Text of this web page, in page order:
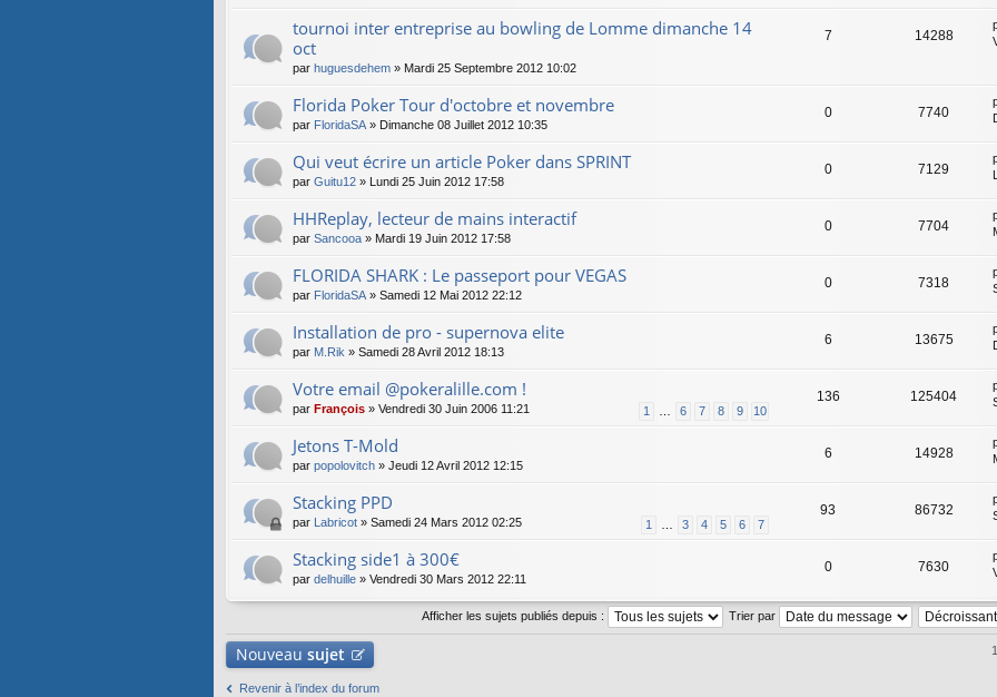
tournoi inter entreprise au bowling de Lomme dimanche 14
oct
par huguesdehem » Mardi 25 Septembre 2012 10:02
7 14288
Florida Poker Tour d'octobre et novembre
par FloridaSA» Dimanche 08 Juillet 2012 10:35
0 7740
Qui veut écrire un article Poker dans SPRINT
par Guitu12 » Lundi 25 Juin 2012 17:58
0 7129
HHReplay, lecteur de mains interactif
par Sancooa » Mardi 19 Juin 2012 17:58
0 7704
FLORIDA SHARK : Le passeport pour VEGAS
par FloridaSA» Samedi 12 Mai 2012 22:12
0 7318
Installation de pro - supernova elite
par M.Rik » Samedi 28 Avril 2012 18:13
6 13675
Votre email @pokeralille.com !
1 … 6 7 8 9 10
par François » Vendredi 30 Juin 2006 11:21
136 125404
Jetons T-Mold
par popolovitch » Jeudi 12 Avril 2012 12:15
6 14928
Stacking PPD
1 … 3 4 5 6 7
par Labricot » Samedi 24 Mars 2012 02:25
93 86732
Stacking side1 à 300€
par delhuille » Vendredi 30 Mars 2012 22:11
0 7630
Afficher les sujets publiés depuis : Trier par
Nouveau sujet
Revenir à l’index du forum